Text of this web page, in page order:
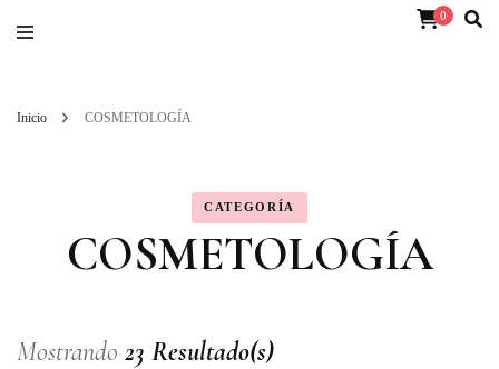
0
Inicio COSMETOLOGÍA
CATEGORÍA
COSMETOLOGÍA
Mostrando 23 Resultado(s)